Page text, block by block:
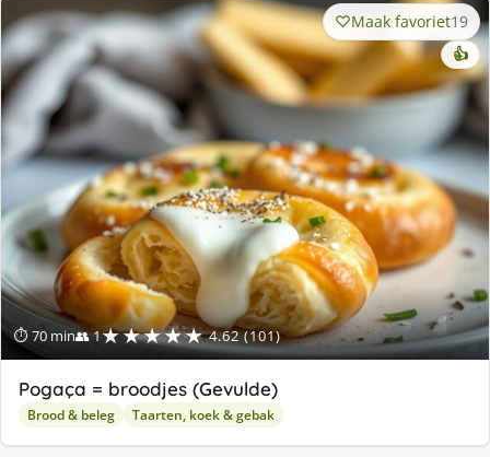
⏱ 70 min👥 1★★★★★ 4.62 (101)
Maak favoriet19
👍
Pogaça = broodjes (Gevulde)
Brood & beleg Taarten, koek & gebak